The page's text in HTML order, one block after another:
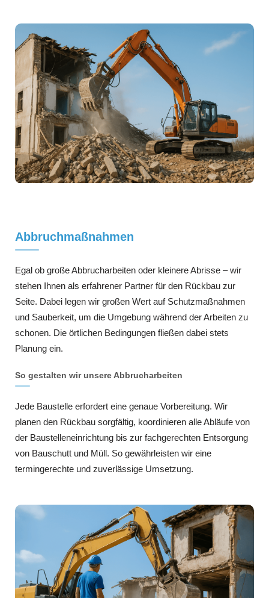
Abbruchmaßnahmen
Egal ob große Abbrucharbeiten oder kleinere Abrisse – wir
stehen Ihnen als erfahrener Partner für den Rückbau zur
Seite. Dabei legen wir großen Wert auf Schutzmaßnahmen
und Sauberkeit, um die Umgebung während der Arbeiten zu
schonen. Die örtlichen Bedingungen fließen dabei stets
Planung ein.
So gestalten wir unsere Abbrucharbeiten
Jede Baustelle erfordert eine genaue Vorbereitung. Wir
planen den Rückbau sorgfältig, koordinieren alle Abläufe von
der Baustelleneinrichtung bis zur fachgerechten Entsorgung
von Bauschutt und Müll. So gewährleisten wir eine
termingerechte und zuverlässige Umsetzung.